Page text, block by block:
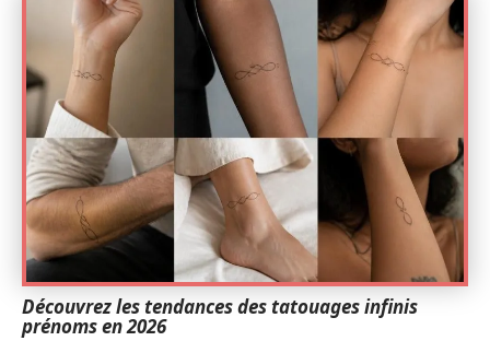
Découvrez les tendances des tatouages infinis
prénoms en 2026